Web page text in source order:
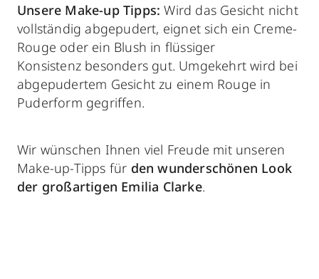
Unsere Make-up Tipps: Wird das Gesicht nicht
vollständig abgepudert, eignet sich ein Creme-
Rouge oder ein Blush in flüssiger
Konsistenz besonders gut. Umgekehrt wird bei
abgepudertem Gesicht zu einem Rouge in
Puderform gegriffen.
Wir wünschen Ihnen viel Freude mit unseren
Make-up-Tipps für den wunderschönen Look
der großartigen Emilia Clarke.